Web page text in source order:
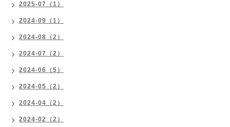
2025-07（1）
2024-09（1）
2024-08（2）
2024-07（2）
2024-06（5）
2024-05（2）
2024-04（2）
2024-02（2）